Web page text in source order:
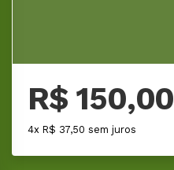
R$ 150,00
4x R$ 37,50 sem juros